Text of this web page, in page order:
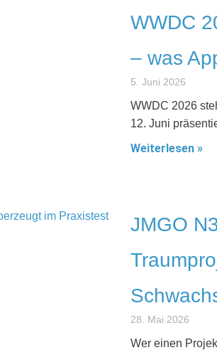
WWDC
– was
5. Juni 2026
WWDC 2026
12. Juni
Weiterlesen »
JMGO
28. Mai 2026
Wer einen